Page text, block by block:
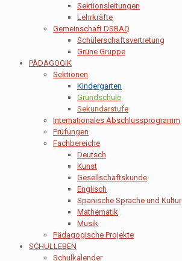
Sektionsleitungen
Lehrkräfte
Gemeinschaft DSBAQ
Schülerschaftsvertretung
Grüne Gruppe
PÄDAGOGIK
Sektionen
Kindergarten
Grundschule
Sekundarstufe
Internationales Abschlussprogramm
Prüfungen
Fachbereiche
Deutsch
Kunst
Gesellschaftskunde
Englisch
Spanische Sprache und Kultur
Mathematik
Musik
Pädagogische Projekte
SCHULLEBEN
Schulkalender